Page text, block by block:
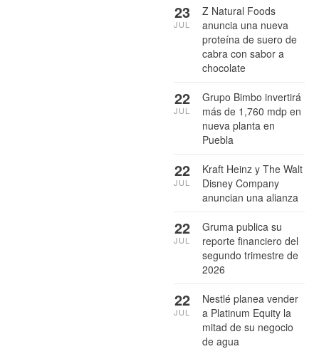
Z Natural Foods
anuncia una nueva
proteína de suero de
cabra con sabor a
chocolate
23
JUL
Grupo Bimbo invertirá
más de 1,760 mdp en
nueva planta en
Puebla
22
JUL
Kraft Heinz y The Walt
Disney Company
anuncian una alianza
22
JUL
Gruma publica su
reporte financiero del
segundo trimestre de
2026
22
JUL
Nestlé planea vender
a Platinum Equity la
mitad de su negocio
de agua
22
JUL